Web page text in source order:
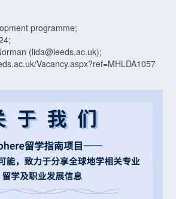
programme;
(lida@leeds.ac.uk);
Vacancy.aspx?ref=MHLDA1057